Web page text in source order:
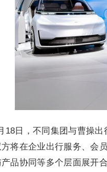
18日，不同集团与曹操
将在企业出行服务、会
品协同等多个层面展开合